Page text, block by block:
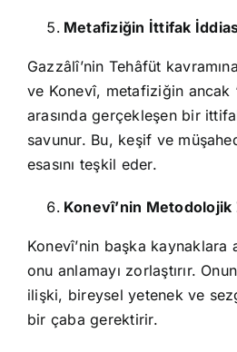
Metafiziğin İttifak
Gazzâlî’nin Tehâfüt
ve Konevî, metafiziğin ancak
arasında gerçekleşen bir
savunur. Bu, keşif ve
esasını teşkil eder.
Konevî’nin Metodolojik
Konevî’nin başka kaynaklara
onu anlamayı zorlaştırır.
ilişki, bireysel yetenek ve
bir çaba gerektirir.